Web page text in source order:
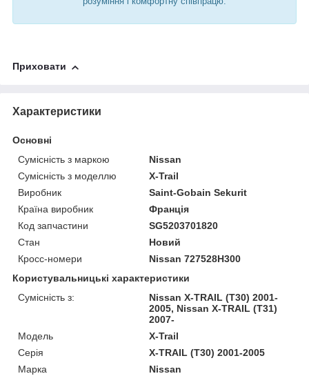
Приховати
Характеристики
Основні
Сумісність з маркою
Nissan
Сумісність з моделлю
X-Trail
Виробник
Saint-Gobain Sekurit
Країна виробник
Франція
Код запчастини
SG5203701820
Стан
Новий
Кросс-номери
Nissan 727528H300
Користувальницькі характеристики
Сумісність з:
Nissan X-TRAIL (T30) 2001-
2005, Nissan X-TRAIL (T31)
2007-
Модель
X-Trail
Серія
X-TRAIL (T30) 2001-2005
Марка
Nissan